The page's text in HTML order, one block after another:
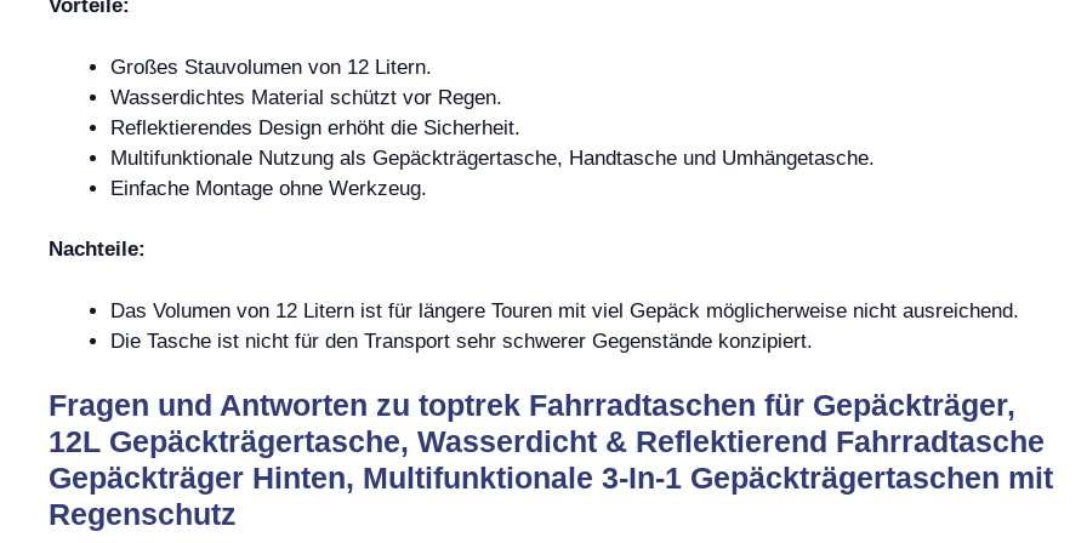
Vorteile:
Großes Stauvolumen von 12 Litern.
Wasserdichtes Material schützt vor Regen.
Reflektierendes Design erhöht die Sicherheit.
Multifunktionale Nutzung als Gepäckträgertasche, Handtasche und Umhängetasche.
Einfache Montage ohne Werkzeug.
Nachteile:
Das Volumen von 12 Litern ist für längere Touren mit viel Gepäck möglicherweise nicht ausreichend.
Die Tasche ist nicht für den Transport sehr schwerer Gegenstände konzipiert.
Fragen und Antworten zu toptrek Fahrradtaschen für Gepäckträger,
12L Gepäckträgertasche, Wasserdicht & Reflektierend Fahrradtasche
Gepäckträger Hinten, Multifunktionale 3-In-1 Gepäckträgertaschen mit
Regenschutz